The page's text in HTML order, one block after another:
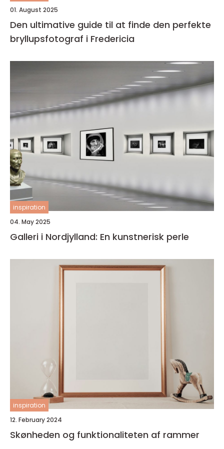
01. August 2025
Den ultimative guide til at finde den perfekte
bryllupsfotograf i Fredericia
inspiration
04. May 2025
Galleri i Nordjylland: En kunstnerisk perle
inspiration
12. February 2024
Skønheden og funktionaliteten af rammer